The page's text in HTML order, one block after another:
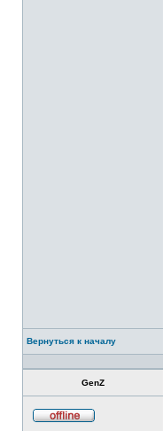
Вернуться к началу
GenZ